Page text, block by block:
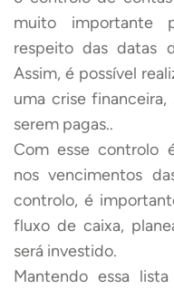
muito importante
respeito das datas
Assim, é possível
uma crise
serem pagas..
Com esse controlo
nos vencimentos
controlo, é
fluxo de caixa,
será investido.
Mantendo essa